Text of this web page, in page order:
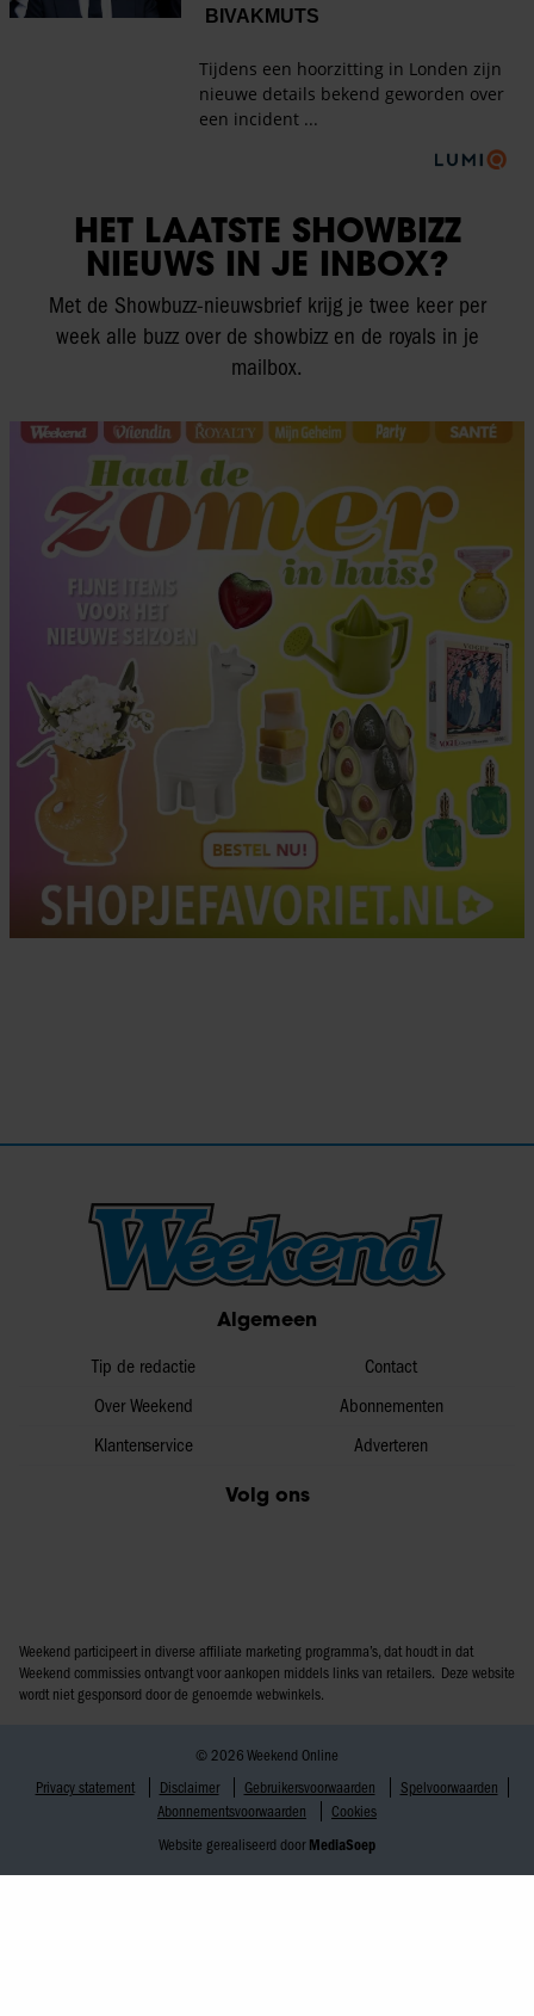
HET LAATSTE SHOWBIZZ
NIEUWS IN JE INBOX?
Met de Showbuzz-nieuwsbrief krijg je twee keer per
week alle buzz over de showbizz en de royals in je
mailbox.
Algemeen
Tip de redactie
Over Weekend
Klantenservice
Contact
Abonnementen
Adverteren
Volg ons
Weekend participeert in diverse affiliate marketing programma’s, dat houdt in dat
Weekend commissies ontvangt voor aankopen middels links van retailers. Deze website
wordt niet gesponsord door de genoemde webwinkels.
© 2026 Weekend Online
Privacy statement
Disclaimer Gebruikersvoorwaarden
Spelvoorwaarden
Abonnementsvoorwaarden
Cookies
Website gerealiseerd door MediaSoep